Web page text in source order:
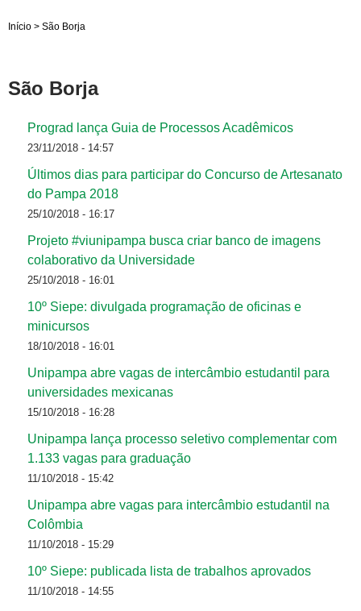
Início > São Borja
São Borja
Prograd lança Guia de Processos Acadêmicos
23/11/2018 - 14:57
Últimos dias para participar do Concurso de Artesanato
do Pampa 2018
25/10/2018 - 16:17
Projeto #viunipampa busca criar banco de imagens
colaborativo da Universidade
25/10/2018 - 16:01
10º Siepe: divulgada programação de oficinas e
minicursos
18/10/2018 - 16:01
Unipampa abre vagas de intercâmbio estudantil para
universidades mexicanas
15/10/2018 - 16:28
Unipampa lança processo seletivo complementar com
1.133 vagas para graduação
11/10/2018 - 15:42
Unipampa abre vagas para intercâmbio estudantil na
Colômbia
11/10/2018 - 15:29
10º Siepe: publicada lista de trabalhos aprovados
11/10/2018 - 14:55